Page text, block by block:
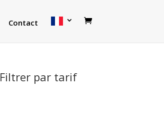
Contact
Filtrer par tarif